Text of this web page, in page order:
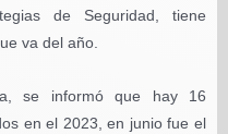
de Seguridad, tiene
va del año.
se informó que hay 16
en el 2023, en junio fue el